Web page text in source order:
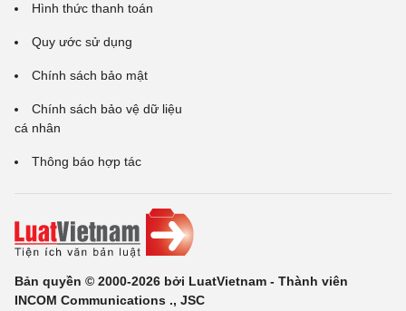
Hình thức thanh toán
Quy ước sử dụng
Chính sách bảo mật
Chính sách bảo vệ dữ liệu
cá nhân
Thông báo hợp tác
Bản quyền © 2000-2026 bởi LuatVietnam - Thành viên
INCOM Communications ., JSC